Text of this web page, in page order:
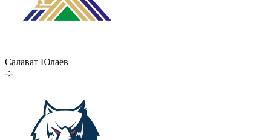
Салават Юлаев
-:-